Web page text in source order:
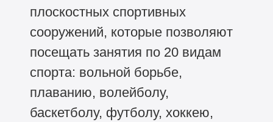
плоскостных спортивных
сооружений, которые позволяют
посещать занятия по 20 видам
спорта: вольной борьбе,
плаванию, волейболу,
баскетболу, футболу, хоккею,